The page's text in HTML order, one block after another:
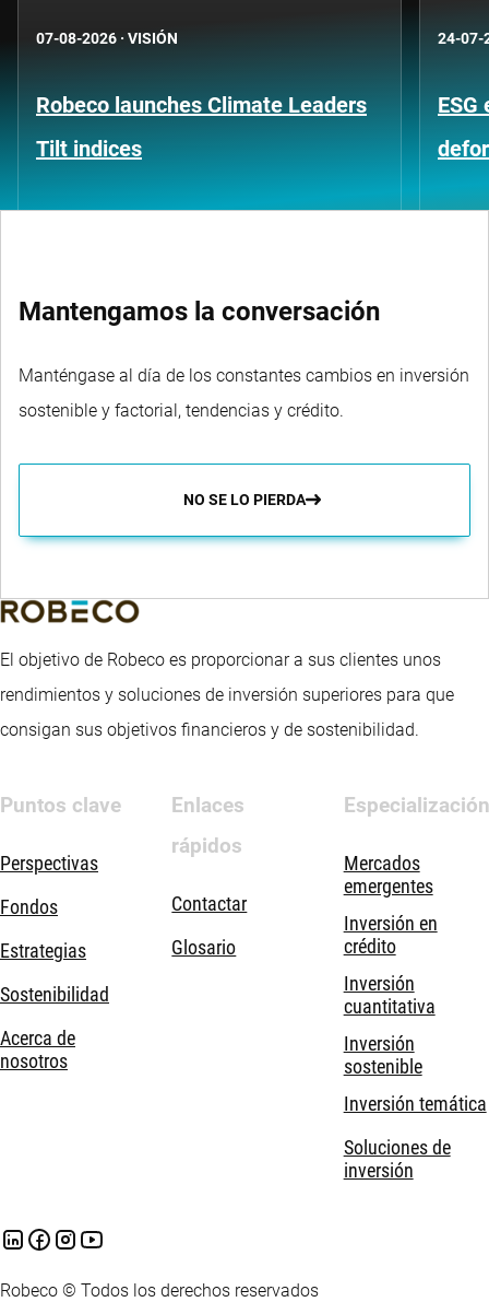
07-08-2026 · VISIÓN
Robeco launches Climate Leaders
Tilt indices
24-07-
Mantengamos la conversación
Manténgase al día de los constantes cambios en inversión
sostenible y factorial, tendencias y crédito.
NO SE LO PIERDA
El objetivo de Robeco es proporcionar a sus clientes unos
rendimientos y soluciones de inversión superiores para que
consigan sus objetivos financieros y de sostenibilidad.
Puntos clave
Perspectivas
Fondos
Estrategias
Sostenibilidad
Acerca de
nosotros
Enlaces
rápidos
Contactar
Glosario
Especialización
Mercados
emergentes
Inversión en
crédito
Inversión
cuantitativa
Inversión
sostenible
Inversión temática
Soluciones de
inversión
Robeco © Todos los derechos reservados